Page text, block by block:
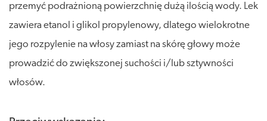
przemyć podrażnioną powierzchnię dużą ilością wody. Lek
zawiera etanol i glikol propylenowy, dlatego wielokrotne
jego rozpylenie na włosy zamiast na skórę głowy może
prowadzić do zwiększonej suchości i/lub sztywności
włosów.